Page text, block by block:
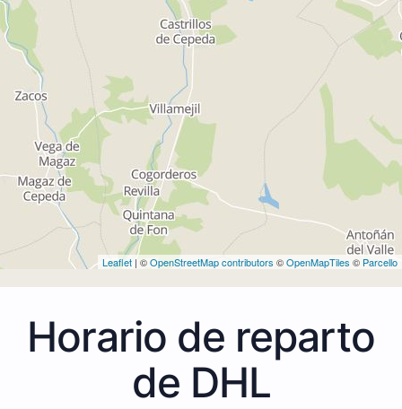
Leaflet | ©OpenStreetMap contributors ©OpenMapTiles © Parcello
Horario de reparto
de DHL